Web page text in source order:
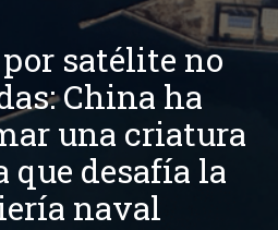
satélite no
China ha
una criatura
desafía la
naval